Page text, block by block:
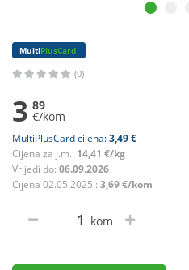
MultiPlusCard
(0)
3 89
€/kom
MultiPlusCard cijena:3,49 €
Cijena za j.m.: 14,41 €/kg
Vrijedi do: 06.09.2026
Cijena 02.05.2025.: 3,69 €/kom
kom